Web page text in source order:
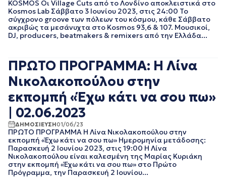
ΑΠΡΙΛΙΟΣ 2023
ΜΑΡΤΙΟΣ 2023
ΦΕΒΡΟΥΑΡΙΟΣ 2023
ΙΑΝΟΥΑΡΙΟΣ 2023
ΟΚΤΩΒΡΙΟΣ 2022
ΣΕΠΤΕΜΒΡΙΟΣ 2022
ΑΥΓΟΥΣΤΟΣ 2022
ΙΟΥΛΙΟΣ 2022
ΙΟΥΝΙΟΣ 2022
ΑΠΡΙΛΙΟΣ 2022
ΜΑΡΤΙΟΣ 2022
ΦΕΒΡΟΥΑΡΙΟΣ 2022
ΙΑΝΟΥΑΡΙΟΣ 2022
ΔΕΚΕΜΒΡΙΟΣ 2021
KOSMOS Οι Village Cuts από το Λονδίνο αποκλειστικά στο
Kosmos Lab Σάββατο 3 Ιουνίου 2023, στις 24:00 Το
σύγχρονο groove των πόλεων του κόσμου, κάθε Σάββατο
ακριβώς τα μεσάνυχτα στο Kosmos 93,6 & 107. Μουσικοί,
DJ, producers, beatmakers & remixers από την Ελλάδα...
ΠΡΩΤΟ ΠΡΟΓΡΑΜΜΑ: Η Λίνα
Νικολακοπούλου στην
εκπομπή «Έχω κάτι να σου πω»
| 02.06.2023
ΔΗΜΟΣΙΕΥΣΗ01/06/23
ΠΡΩΤΟ ΠΡΟΓΡΑΜΜΑ Η Λίνα Νικολακοπούλου στην
εκπομπή «Έχω κάτι να σου πω» Ημερομηνία μετάδοσης:
Παρασκευή 2 Ιουνίου 2023, στις 19:00 Η Λίνα
Νικολακοπούλου είναι καλεσμένη της Μαρίας Κυριάκη
στην εκπομπή «Έχω κάτι να σου πω» στο Πρώτο
Πρόγραμμα, την Παρασκευή 2 Ιουνίου...